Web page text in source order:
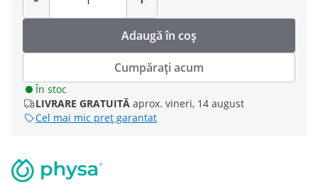
Adaugă în coș
Cumpărați acum
În stoc
LIVRARE GRATUITĂ aprox. vineri, 14 august
Cel mai mic preț garantat